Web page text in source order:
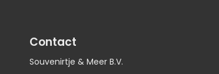
Contact
Souvenirtje & Meer B.V.